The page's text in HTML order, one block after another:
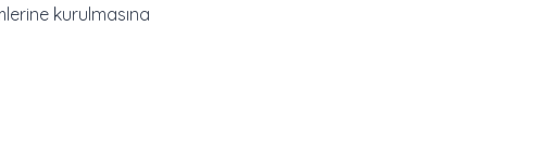
kurulmasına